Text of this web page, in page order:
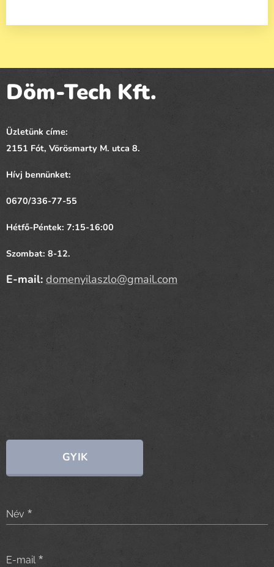
Döm-Tech Kft.
Üzletünk címe:
2151 Fót, Vörösmarty M. utca 8.
Hívj bennünket:
0670/336-77-55
Hétfő-Péntek: 7:15-16:00
Szombat: 8-12.
E-mail: domenyilaszlo@gmail.com
GYIK
Név
E-mail